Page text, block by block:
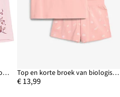
Meisjes korte legging met biologisch katoen (set van 2) Top en korte broek van biologisch katoen (2-dlg. set)
€ 13,99